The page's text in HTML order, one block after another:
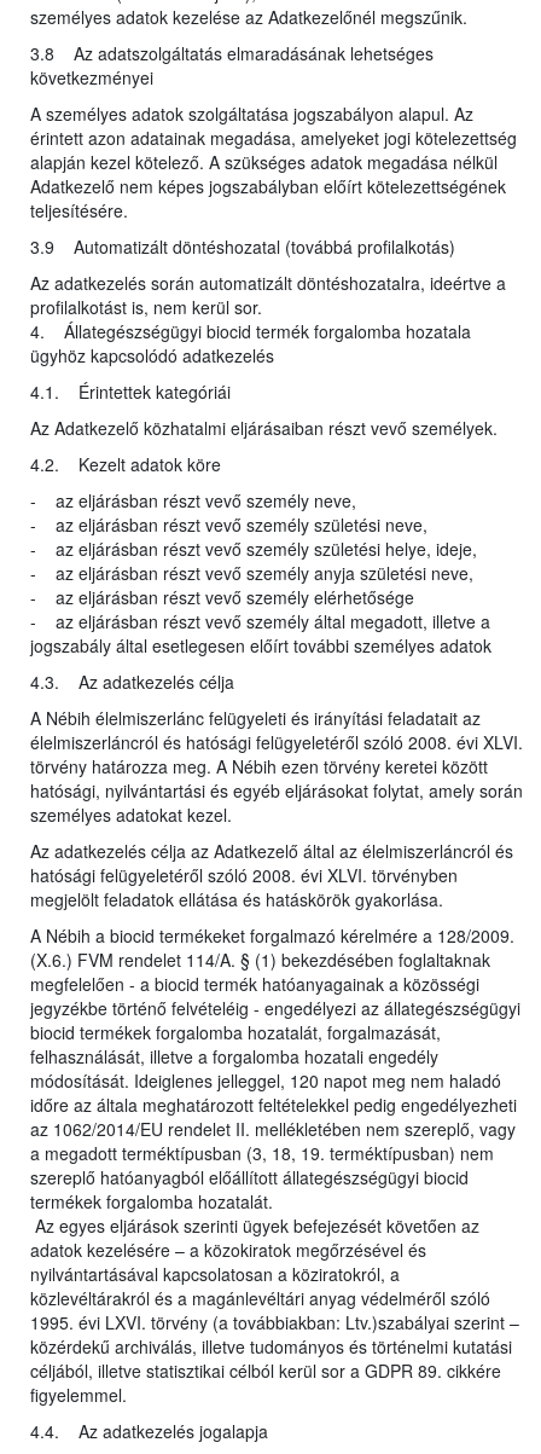
személyes adatok kezelése az Adatkezelőnél megszűnik.
3.8 Az adatszolgáltatás elmaradásának lehetséges
következményei
A személyes adatok szolgáltatása jogszabályon alapul. Az
érintett azon adatainak megadása, amelyeket jogi kötelezettség
alapján kezel kötelező. A szükséges adatok megadása nélkül
Adatkezelő nem képes jogszabályban előírt kötelezettségének
teljesítésére.
3.9 Automatizált döntéshozatal (továbbá profilalkotás)
Az adatkezelés során automatizált döntéshozatalra, ideértve a
profilalkotást is, nem kerül sor.
4. Állategészségügyi biocid termék forgalomba hozatala
ügyhöz kapcsolódó adatkezelés
4.1. Érintettek kategóriái
Az Adatkezelő közhatalmi eljárásaiban részt vevő személyek.
4.2. Kezelt adatok köre
- az eljárásban részt vevő személy neve,
- az eljárásban részt vevő személy születési neve,
- az eljárásban részt vevő személy születési helye, ideje,
- az eljárásban részt vevő személy anyja születési neve,
- az eljárásban részt vevő személy elérhetősége
- az eljárásban részt vevő személy által megadott, illetve a
jogszabály által esetlegesen előírt további személyes adatok
4.3. Az adatkezelés célja
A Nébih élelmiszerlánc felügyeleti és irányítási feladatait az
élelmiszerláncról és hatósági felügyeletéről szóló 2008. évi XLVI.
törvény határozza meg. A Nébih ezen törvény keretei között
hatósági, nyilvántartási és egyéb eljárásokat folytat, amely során
személyes adatokat kezel.
Az adatkezelés célja az Adatkezelő által az élelmiszerláncról és
hatósági felügyeletéről szóló 2008. évi XLVI. törvényben
megjelölt feladatok ellátása és hatáskörök gyakorlása.
A Nébih a biocid termékeket forgalmazó kérelmére a 128/2009.
(X.6.) FVM rendelet 114/A. § (1) bekezdésében foglaltaknak
megfelelően - a biocid termék hatóanyagainak a közösségi
jegyzékbe történő felvételéig - engedélyezi az állategészségügyi
biocid termékek forgalomba hozatalát, forgalmazását,
felhasználását, illetve a forgalomba hozatali engedély
módosítását. Ideiglenes jelleggel, 120 napot meg nem haladó
időre az általa meghatározott feltételekkel pedig engedélyezheti
az 1062/2014/EU rendelet II. mellékletében nem szereplő, vagy
a megadott terméktípusban (3, 18, 19. terméktípusban) nem
szereplő hatóanyagból előállított állategészségügyi biocid
termékek forgalomba hozatalát.
Az egyes eljárások szerinti ügyek befejezését követően az
adatok kezelésére – a közokiratok megőrzésével és
nyilvántartásával kapcsolatosan a köziratokról, a
közlevéltárakról és a magánlevéltári anyag védelméről szóló
1995. évi LXVI. törvény (a továbbiakban: Ltv.)szabályai szerint –
közérdekű archiválás, illetve tudományos és történelmi kutatási
céljából, illetve statisztikai célból kerül sor a GDPR 89. cikkére
figyelemmel.
4.4. Az adatkezelés jogalapja